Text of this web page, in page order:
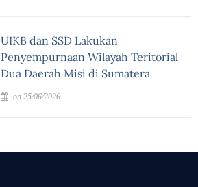
UIKB dan SSD Lakukan
Penyempurnaan Wilayah Teritorial
Dua Daerah Misi di Sumatera
on 25/06/2026